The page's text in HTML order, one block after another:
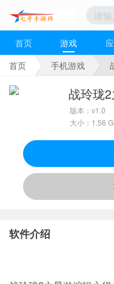
首页 游戏
首页
手机游戏
战玲珑
版本：v1.0
大小：1.56
软件介绍